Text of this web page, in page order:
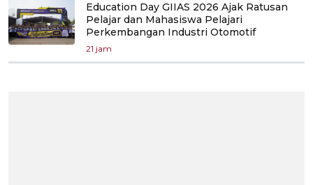
Education Day GIIAS 2026 Ajak Ratusan
Pelajar dan Mahasiswa Pelajari
Perkembangan Industri Otomotif
21 jam